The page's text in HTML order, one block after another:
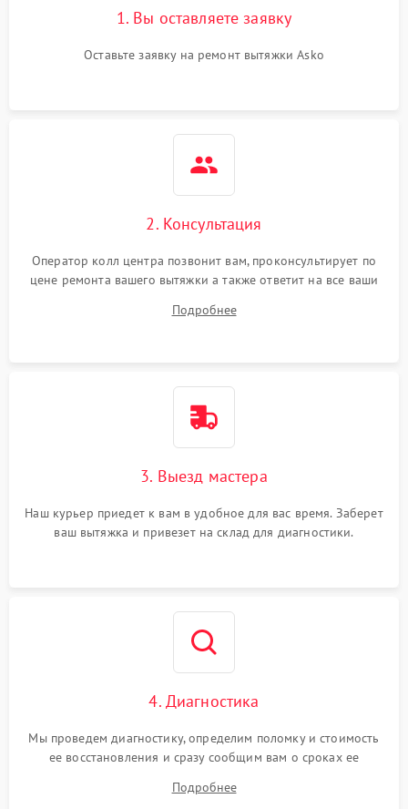
1. Вы оставляете заявку
Оставьте заявку на ремонт вытяжки Asko
2. Консультация
Оператор колл центра позвонит вам, проконсультирует по
цене ремонта вашего вытяжки а также ответит на все ваши
Подробнее
3. Выезд мастера
Наш курьер приедет к вам в удобное для вас время. Заберет
ваш вытяжка и привезет на склад для диагностики.
4. Диагностика
Мы проведем диагностику, определим поломку и стоимость
ее восстановления и сразу сообщим вам о сроках ее
Подробнее